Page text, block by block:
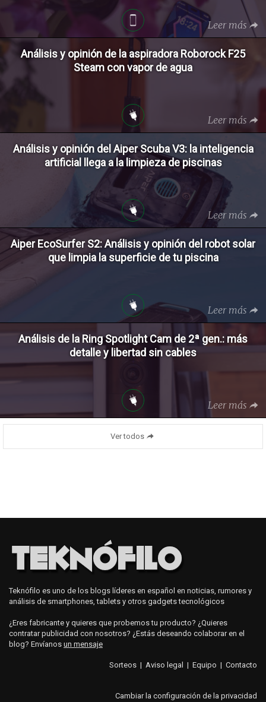
Leer más
Análisis y opinión de la aspiradora Roborock F25
Steam con vapor de agua
Leer más
Análisis y opinión del Aiper Scuba V3: la inteligencia
artificial llega a la limpieza de piscinas
Leer más
Aiper EcoSurfer S2: Análisis y opinión del robot solar
que limpia la superficie de tu piscina
Leer más
Análisis de la Ring Spotlight Cam de 2ª gen.: más
detalle y libertad sin cables
Leer más
Ver todos
Teknófilo es uno de los blogs líderes en español en noticias, rumores y
análisis de smartphones, tablets y otros gadgets tecnológicos
¿Eres fabricante y quieres que probemos tu producto? ¿Quieres
contratar publicidad con nosotros? ¿Estás deseando colaborar en el
blog? Envíanos un mensaje
Sorteos | Aviso legal | Equipo | Contacto
Cambiar la configuración de la privacidad